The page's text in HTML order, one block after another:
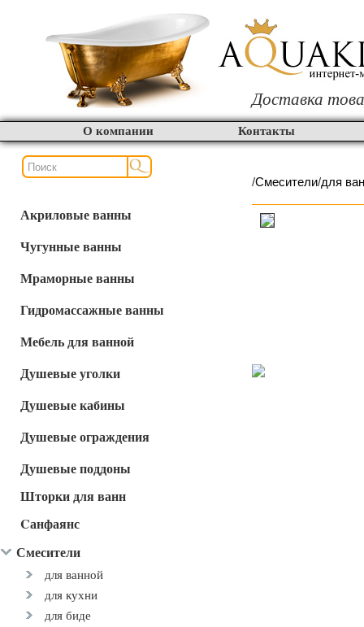
Доставка
О компании Контакты
Акриловые ванны
Чугунные ванны
Мраморные ванны
Гидромассажные ванны
Мебель для ванной
Душевые уголки
Душевые кабины
Душевые ограждения
Душевые поддоны
Шторки для ванн
Cанфаянс
Смесители
для ванной
для кухни
для биде
/Смесители/для